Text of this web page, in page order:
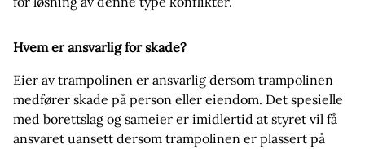
Hvem er ansvarlig for skade?
Eier av trampolinen er ansvarlig dersom trampolinen
medfører skade på person eller eiendom. Det spesielle
med borettslag og sameier er imidlertid at styret vil få
ansvaret uansett dersom trampolinen er plassert på